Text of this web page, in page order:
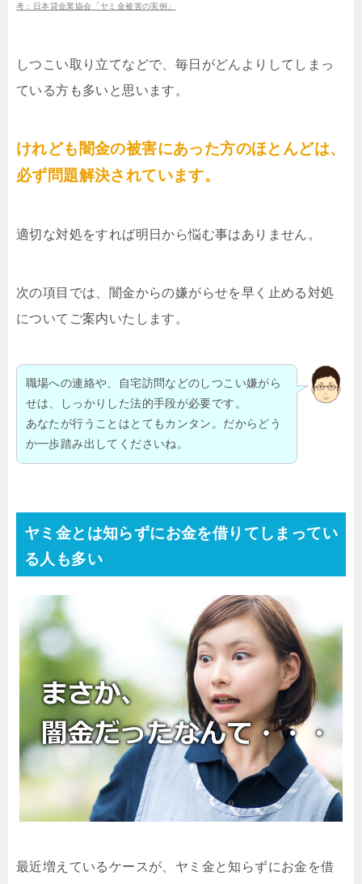
考：日本貸金業協会「ヤミ金被害の実例」
しつこい取り立てなどで、毎日がどんよりしてしまっ
ている方も多いと思います。
けれども闇金の被害にあった方のほとんどは、
必ず問題解決されています。
適切な対処をすれば明日から悩む事はありません。
次の項目では、闇金からの嫌がらせを早く止める対処
についてご案内いたします。
職場への連絡や、自宅訪問などのしつこい嫌がら
せは、しっかりした法的手段が必要です。
あなたが行うことはとてもカンタン。だからどう
か一歩踏み出してくださいね。
ヤミ金とは知らずにお金を借りてしまってい
る人も多い
最近増えているケースが、ヤミ金と知らずにお金を借